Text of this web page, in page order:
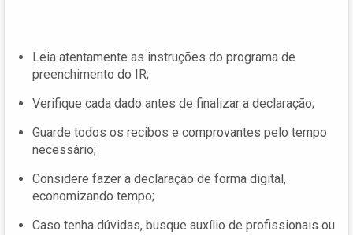
Leia atentamente as instruções do programa de
preenchimento do IR;
Verifique cada dado antes de finalizar a declaração;
Guarde todos os recibos e comprovantes pelo tempo
necessário;
Considere fazer a declaração de forma digital,
economizando tempo;
Caso tenha dúvidas, busque auxílio de profissionais ou